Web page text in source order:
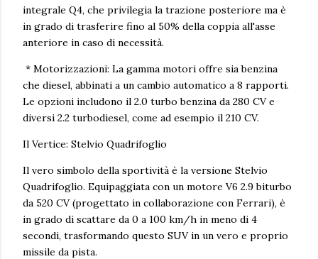
integrale Q4, che privilegia la trazione posteriore ma è
in grado di trasferire fino al 50% della coppia all'asse
anteriore in caso di necessità.
* Motorizzazioni: La gamma motori offre sia benzina
che diesel, abbinati a un cambio automatico a 8 rapporti.
Le opzioni includono il 2.0 turbo benzina da 280 CV e
diversi 2.2 turbodiesel, come ad esempio il 210 CV.
Il Vertice: Stelvio Quadrifoglio
Il vero simbolo della sportività è la versione Stelvio
Quadrifoglio. Equipaggiata con un motore V6 2.9 biturbo
da 520 CV (progettato in collaborazione con Ferrari), è
in grado di scattare da 0 a 100 km/h in meno di 4
secondi, trasformando questo SUV in un vero e proprio
missile da pista.